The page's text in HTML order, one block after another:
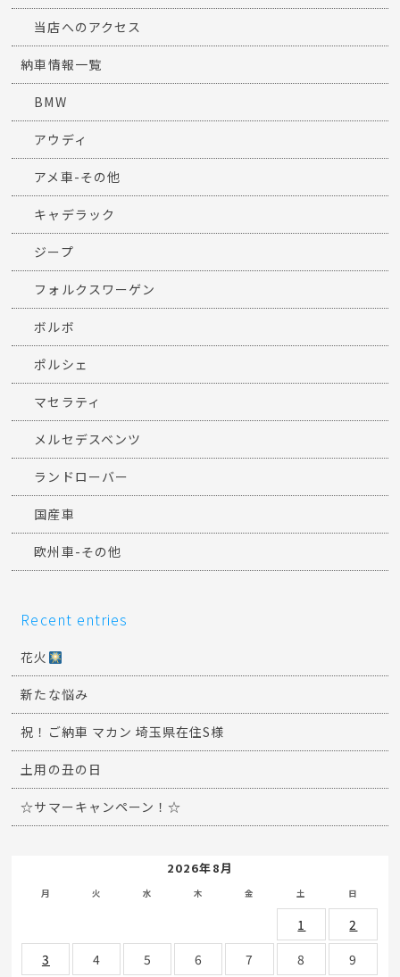
当店へのアクセス
納車情報一覧
BMW
アウディ
アメ車-その他
キャデラック
ジープ
フォルクスワーゲン
ボルボ
ポルシェ
マセラティ
メルセデスベンツ
ランドローバー
国産車
欧州車-その他
Recent entries
花火
新たな悩み
祝！ご納車 マカン 埼玉県在住S様
土用の丑の日
☆サマーキャンペーン！☆
2026年8月
月 火 水 木 金 土 日
1
2
3
4 5 6 7 8 9